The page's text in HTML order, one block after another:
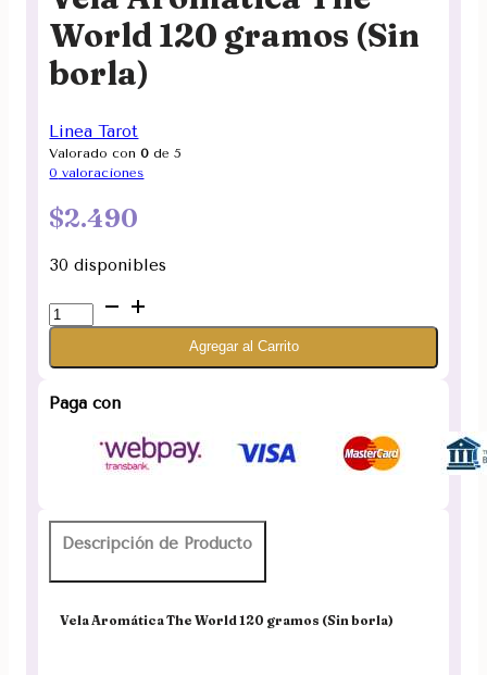
World 120 gramos (Sin
borla)
Linea Tarot
Valorado con0 de 5
0 valoraciones
$2.490
30 disponibles
Vela
Aromática
120
Agregar al Carrito
Paga con
Descripción de Producto
Vela Aromática The World 120 gramos (Sin borla)